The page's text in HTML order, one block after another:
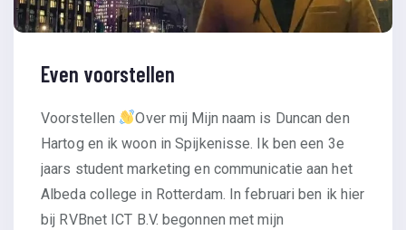
Even voorstellen
Voorstellen
Over mij Mijn naam is Duncan den
Hartog en ik woon in Spijkenisse. Ik ben een 3e
jaars student marketing en communicatie aan het
Albeda college in Rotterdam. In februari ben ik hier
bij RVBnet ICT B.V. begonnen met mijn